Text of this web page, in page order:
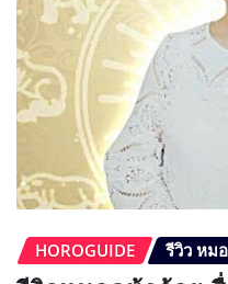
(SR)
HoroGuide พ.ค.
รีวิวหมอดูน้าก้อย สื…
READ MORE